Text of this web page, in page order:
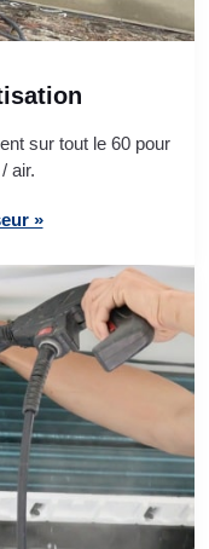
sur tout le 60 pour
air.
»